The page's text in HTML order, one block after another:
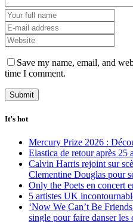
Save my name, email, and
time I comment.
It’s hot
Mercury Prize 2026 :
Elastica de retour après 25
Calvin Harris rejoint sur
Clementine Douglas pour
Only the Poets en concert
5 artistes UK
‘Now We Can’t Be
single pour faire danser les